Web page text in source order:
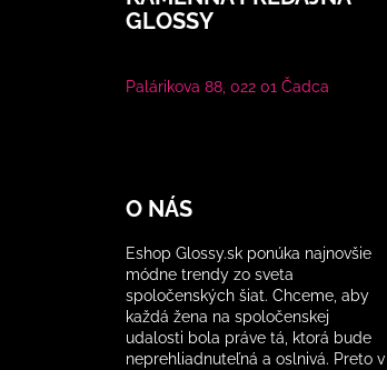
GLOSSY
Palárikova 88, 022 01 Čadca
O NÁS
Eshop Glossy.sk ponúka najnovšie
módne trendy zo sveta
spoločenských šiat. Chceme, aby
každá žena na spoločenskej
udalosti bola práve tá, ktorá bude
neprehliadnuteľná a oslnivá. Preto v